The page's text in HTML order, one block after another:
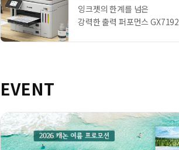
잉크젯의 한계를 넘은
강력한 출력 퍼포먼스 GX7192
EVENT